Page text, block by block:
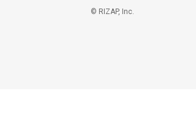
© RIZAP, Inc.